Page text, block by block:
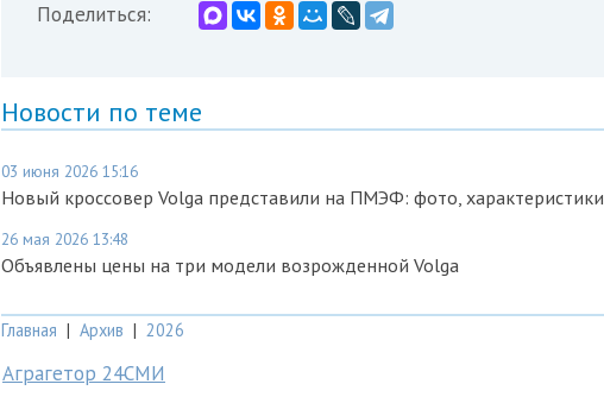
Поделиться:
Новости по теме
03 июня 2026 15:16
Новый кроссовер Volga представили на ПМЭФ: фото, характеристики
26 мая 2026 13:48
Объявлены цены на три модели возрожденной Volga
Главная | Архив | 2026
Аграгетор 24СМИ